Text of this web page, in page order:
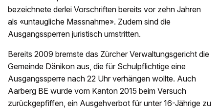
bezeichnete derlei Vorschriften bereits vor zehn Jahren
als «untaugliche Massnahme». Zudem sind die
Ausgangssperren juristisch umstritten.
Bereits 2009 bremste das Zürcher Verwaltungsgericht die
Gemeinde Dänikon aus, die für Schulpflichtige eine
Ausgangssperre nach 22 Uhr verhängen wollte. Auch
Aarberg BE wurde vom Kanton 2015 beim Versuch
zurückgepfiffen, ein Ausgehverbot für unter 16-Jährige zu